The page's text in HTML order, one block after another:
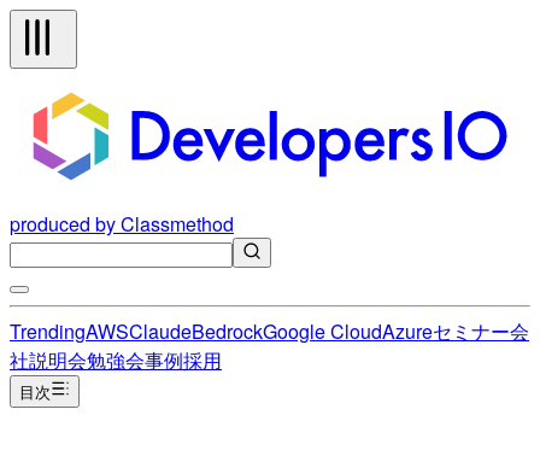
produced by Classmethod
TrendingAWSClaudeBedrockGoogle CloudAzureセミナー会
社説明会勉強会事例採用
目次